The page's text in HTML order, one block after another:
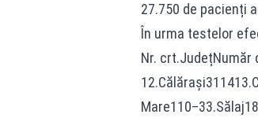
27.750 de pacienți
În urma testelor
Nr. crt.JudețNumăr